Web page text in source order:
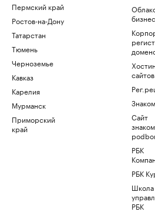
Пермский край
Ростов-на-Дону
Татарстан
Тюмень
Черноземье
Кавказ
Карелия
Мурманск
Приморский
край
сайтов
Сайт
РБК
РБК
Школа
РБК